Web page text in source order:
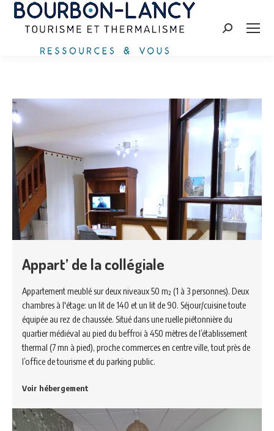
Recherche
Appart’ de la collégiale
Appartement meublé sur deux niveaux 50 m² (1 à 3 personnes). Deux
chambres à l'étage: un lit de 140 et un lit de 90. Séjour/cuisine toute
équipée au rez de chaussée. Situé dans une ruelle piétonnière du
quartier médiéval au pied du beffroi à 450 mètres de l’établissement
thermal (7 mn à pied), proche commerces en centre ville, tout près de
l’office de tourisme et du parking public.
Voir hébergement